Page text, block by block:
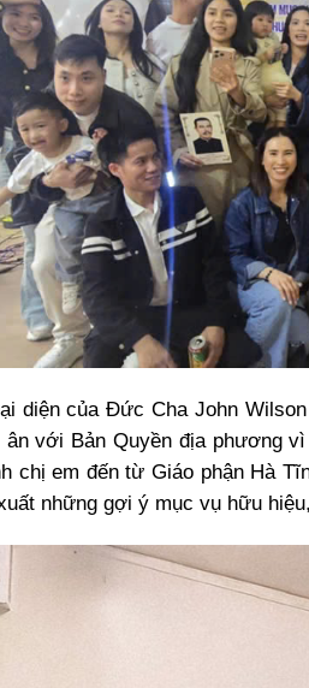
diện của Đức Cha John
với Bản Quyền địa phương
chị em đến từ Giáo phận Hà
những gợi ý mục vụ hữu